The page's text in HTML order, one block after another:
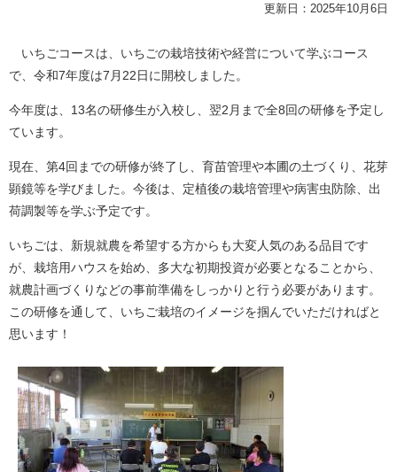
更新日：2025年10月6日
いちごコースは、いちごの栽培技術や経営について学ぶコース
で、令和7年度は7月22日に開校しました。
今年度は、13名の研修生が入校し、翌2月まで全8回の研修を予定し
ています。
現在、第4回までの研修が終了し、育苗管理や本圃の土づくり、花芽
顕鏡等を学びました。今後は、定植後の栽培管理や病害虫防除、出
荷調製等を学ぶ予定です。
いちごは、新規就農を希望する方からも大変人気のある品目です
が、栽培用ハウスを始め、多大な初期投資が必要となることから、
就農計画づくりなどの事前準備をしっかりと行う必要があります。
この研修を通して、いちご栽培のイメージを掴んでいただければと
思います！